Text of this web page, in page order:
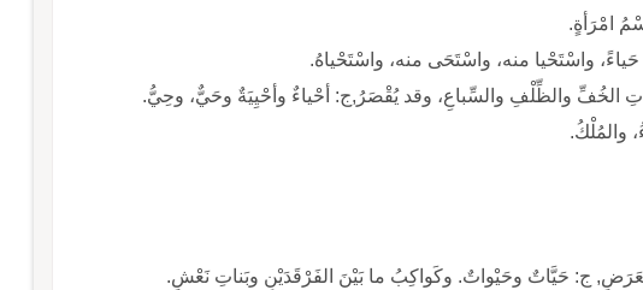
امْرَأةٍ.
واسْتَحْيا منه، واسْتَحَى منه، واسْتَحْياهُ.
والسِّباعِ، وقد يُقْصَرُ,ج: أحْياءٌ وأحْيِيَةٌ وحَيٌّ، وحِيُّ.
والمُلْكُ.
وبَناتِ نَعْشٍ.